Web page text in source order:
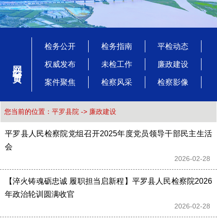
网站首页
检务公开 检务指南 平检动态
权威发布 未检工作 廉政建设
案件聚焦 检察风采 检察影像
您当前的位置： 平罗县院 -> 廉政建设
平罗县人民检察院党组召开2025年度党员领导干部民主生活
会
2026-02-28
【淬火铸魂砺忠诚 履职担当启新程】平罗县人民检察院2026
年政治轮训圆满收官
2026-02-28